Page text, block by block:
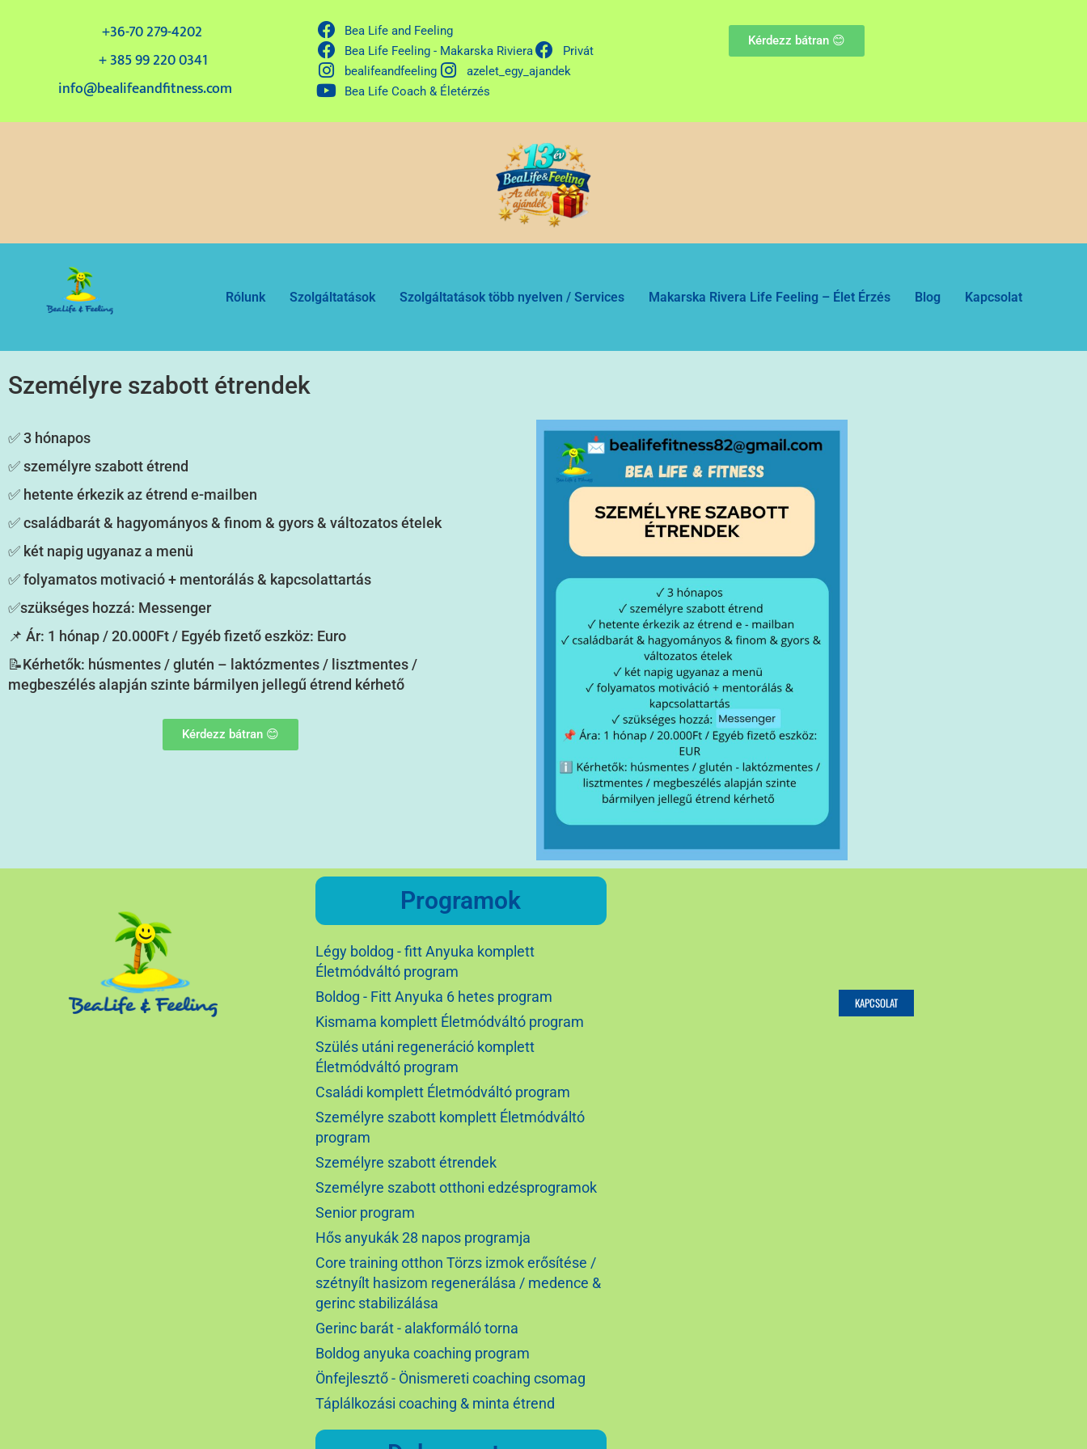
+36-70 279-4202
+ 385 99 220 0341
info@bealifeandfitness.com
Bea Life and Feeling
Bea Life Feeling - Makarska Riviera
Privát
bealifeandfeeling
azelet_egy_ajandek
Bea Life Coach & Életérzés
Kérdezz bátran 😊
Rólunk Szolgáltatások Szolgáltatások több nyelven / Services Makarska Rivera Life Feeling – Élet Érzés Blog Kapcsolat
Személyre szabott étrendek
✅ 3 hónapos
✅ személyre szabott étrend
✅ hetente érkezik az étrend e-mailben
✅ családbarát & hagyományos & finom & gyors & változatos ételek
✅ két napig ugyanaz a menü
✅ folyamatos motivació + mentorálás & kapcsolattartás
✅szükséges hozzá: Messenger
📌 Ár: 1 hónap / 20.000Ft / Egyéb fizető eszköz: Euro
📝Kérhetők: húsmentes / glutén – laktózmentes / lisztmentes /
megbeszélés alapján szinte bármilyen jellegű étrend kérhető
Kérdezz bátran 😊
Programok
Légy boldog - fitt Anyuka komplett
Életmódváltó program
Boldog - Fitt Anyuka 6 hetes program
Kismama komplett Életmódváltó program
Szülés utáni regeneráció komplett
Életmódváltó program
Családi komplett Életmódváltó program
Személyre szabott komplett Életmódváltó
program
Személyre szabott étrendek
Személyre szabott otthoni edzésprogramok
Senior program
Hős anyukák 28 napos programja
Core training otthon Törzs izmok erősítése /
szétnyílt hasizom regenerálása / medence &
gerinc stabilizálása
Gerinc barát - alakformáló torna
Boldog anyuka coaching program
Önfejlesztő - Önismereti coaching csomag
Táplálkozási coaching & minta étrend
KAPCSOLAT